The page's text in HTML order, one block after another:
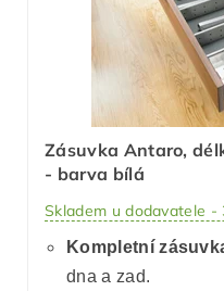
Zásuvka Antaro,
- barva bílá
Skladem u dodavatele -
Kompletní
dna a zad.